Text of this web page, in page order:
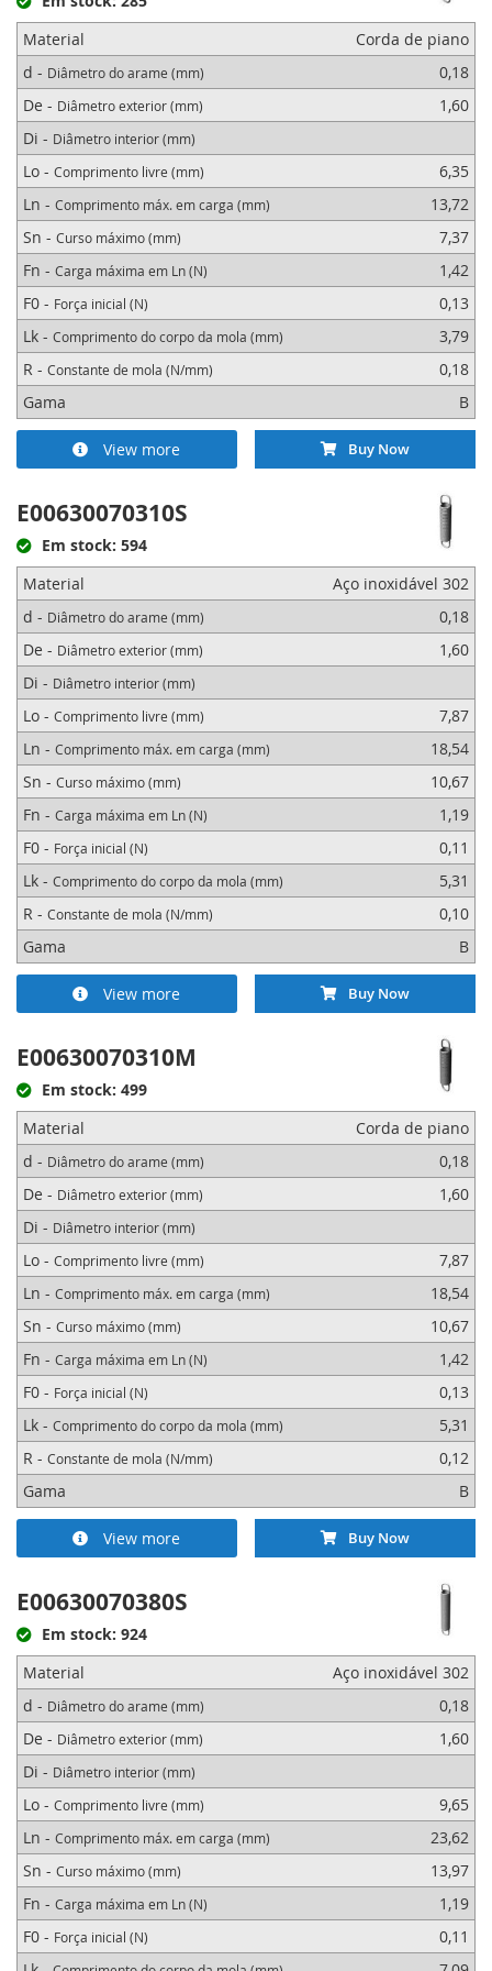
utilizando o controlo de seleção abaixo.
Nota: Estas molas não têm olhais. Elas devem ser dobradas pelo
cliente, conforme necessário, após cortadas com o comprimento
desejado. Para prolongar a sua vida útil, recomendamos que as
dobras sejam feitas como dobras suaves, não dobras acentuadas nem
com entalhes.
Material
Corda de piano
d - Diâmetro do arame (mm)
0,18
De - Diâmetro exterior (mm)
1,60
Di - Diâmetro interior (mm)
Lo - Comprimento livre (mm)
6,35
Ln - Comprimento máx. em carga (mm)
13,72
Sn - Curso máximo (mm)
7,37
Fn - Carga máxima em Ln (N)
1,42
F0 - Força inicial (N)
0,13
Lk - Comprimento do corpo da mola (mm)
3,79
R - Constante de mola (N/mm)
0,18
Gama
B
View more Buy Now
E00630070310S
Em stock: 594
Material
Aço inoxidável 302
d - Diâmetro do arame (mm)
0,18
De - Diâmetro exterior (mm)
1,60
Di - Diâmetro interior (mm)
Lo - Comprimento livre (mm)
7,87
Ln - Comprimento máx. em carga (mm)
18,54
Sn - Curso máximo (mm)
10,67
Fn - Carga máxima em Ln (N)
1,19
F0 - Força inicial (N)
0,11
Lk - Comprimento do corpo da mola (mm)
5,31
R - Constante de mola (N/mm)
0,10
Gama
B
View more Buy Now
E00630070310M
Em stock: 499
Material
Corda de piano
d - Diâmetro do arame (mm)
0,18
De - Diâmetro exterior (mm)
1,60
Di - Diâmetro interior (mm)
Lo - Comprimento livre (mm)
7,87
Ln - Comprimento máx. em carga (mm)
18,54
Sn - Curso máximo (mm)
10,67
Fn - Carga máxima em Ln (N)
1,42
F0 - Força inicial (N)
0,13
Lk - Comprimento do corpo da mola (mm)
5,31
R - Constante de mola (N/mm)
0,12
Gama
B
View more Buy Now
E00630070380S
Em stock: 924
Material
Aço inoxidável 302
d - Diâmetro do arame (mm)
0,18
De - Diâmetro exterior (mm)
1,60
Di - Diâmetro interior (mm)
Lo - Comprimento livre (mm)
9,65
Ln - Comprimento máx. em carga (mm)
23,62
Sn - Curso máximo (mm)
13,97
Fn - Carga máxima em Ln (N)
1,19
F0 - Força inicial (N)
0,11